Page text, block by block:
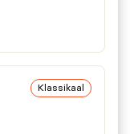
Klassikaal